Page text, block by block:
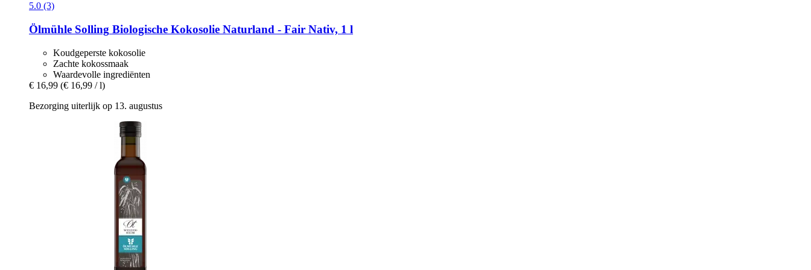
5.0 (3)
Ölmühle Solling Biologische Kokosolie Naturland -​ Fair Nativ, 1 l
Koudgeperste kokosolie
Zachte kokossmaak
Waardevolle ingrediënten
€ 16,99 (€ 16,99 / l)
Bezorging uiterlijk op 13. augustus